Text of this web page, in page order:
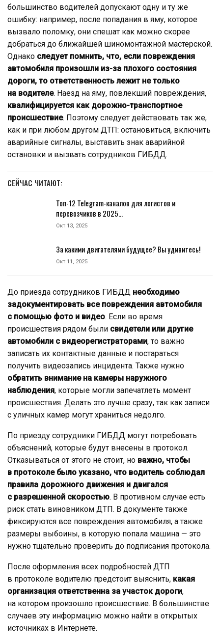
большинство водителей допускают одну и ту же
ошибку: например, после попадания в яму, которое
вызвало поломку, они спешат как можно скорее
добраться до ближайшей шиномонтажной мастерской.
Однако следует помнить, что, если повреждения
автомобиля произошли из-за плохого состояния
дороги, то ответственность лежит не только
на водителе. Наезд на яму, повлекший повреждения,
квалифицируется как дорожно-транспортное
происшествие. Поэтому следует действовать так же,
как и при любом другом ДТП: остановиться, включить
аварийные сигналы, выставить знак аварийной
остановки и вызвать сотрудников ГИБДД.
СЕЙЧАС ЧИТАЮТ:
Топ-12 Telegram-каналов для логистов и
перевозчиков в 2025…
Окт 13, 2025
За какими двигателями будущее? Вы удивитесь!
Окт 11, 2025
До приезда сотрудников ГИБДД необходимо
задокументировать все повреждения автомобиля
с помощью фото и видео. Если во время
происшествия рядом были свидетели или другие
автомобили с видеорегистраторами, то важно
записать их контактные данные и постараться
получить видеозапись инцидента. Также нужно
обратить внимание на камеры наружного
наблюдения, которые могли запечатлеть момент
происшествия. Делать это лучше сразу, так как записи
с уличных камер могут храниться недолго.
По приезду сотрудники ГИБДД могут потребовать
объяснений, которые будут внесены в протокол.
Отказываться от этого не стоит, но важно, чтобы
в протоколе было указано, что водитель соблюдал
правила дорожного движения и двигался
с разрешенной скоростью. В противном случае есть
риск стать виновником ДТП. В документе также
фиксируются все повреждения автомобиля, а также
размеры выбоины, в которую попала машина — это
нужно тщательно проверить до подписания протокола.
После оформления всех подробностей ДТП
в протоколе водителю предстоит выяснить, какая
организация ответственна за участок дороги,
на котором произошло происшествие. В большинстве
случаев эту информацию можно найти в открытых
источниках в Интернете.